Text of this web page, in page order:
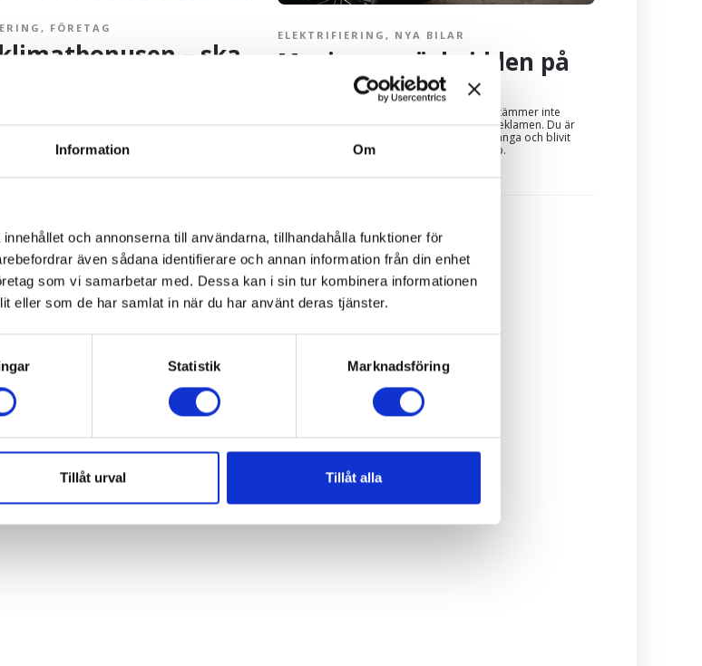
Information Om
och annonserna till användarna, tillhandahålla funktioner för
även sådana identifierare och annan information från din enhet
som vi samarbetar med. Dessa kan i sin tur kombinera informationen
eller som de har samlat in när du har använt deras tjänster.
Statistik Marknadsföring
Tillåt urval Tillåt alla
ELEKTRIFIERING , NYA BILAR
Maximera räckvidden på
din elbil
Känner du dig lurad på elbilens räckvidd? Stämmer inte
räckvidden på din bil med vad som sägs i reklamen. Du är
inte ensam. Räckvidd på elbilar förvirrar många och blivit
något att jämföra noga innan du gör ett köp.
, FÖRETAG
– ska
2022 försvann den klimatbonus som
dig som köpte en ny elbil. Klimatbonusen var
fick många att välja en elbil som tjänstebil. Så